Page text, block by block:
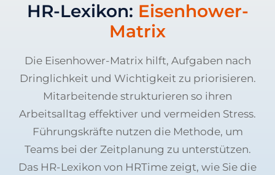
HR-Lexikon: Eisenhower-
Matrix
Die Eisenhower-Matrix hilft, Aufgaben nach
Dringlichkeit und Wichtigkeit zu priorisieren.
Mitarbeitende strukturieren so ihren
Arbeitsalltag effektiver und vermeiden Stress.
Führungskräfte nutzen die Methode, um
Teams bei der Zeitplanung zu unterstützen.
Das HR-Lexikon von HRTime zeigt, wie Sie die